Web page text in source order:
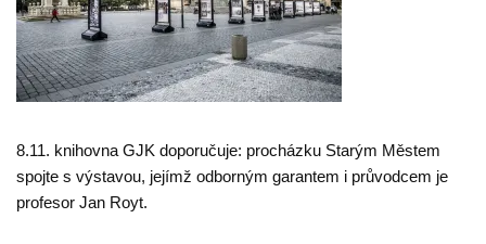
8.11. knihovna GJK doporučuje: procházku Starým Městem
spojte s výstavou, jejímž odborným garantem i průvodcem je
profesor Jan Royt.